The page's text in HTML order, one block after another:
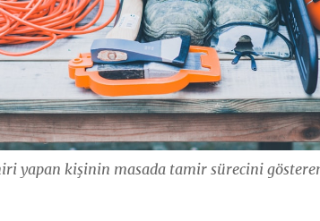
yapan kişinin masada tamir sürecini